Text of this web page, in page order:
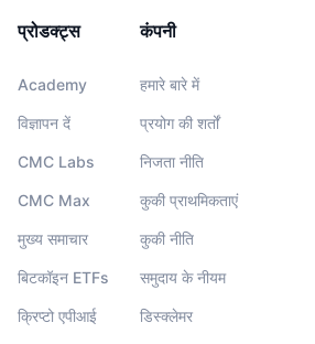
प्रोडक्ट्स
Academy
विज्ञापन दें
CMC Labs
CMC Max
मुख्य समाचार
बिटकॉइन ETFs
क्रिप्टो एपीआई
कंपनी
हमारे बारे में
प्रयोग की शर्तों
निजता नीति
कुकी प्राथमिकताएं
कुकी नीति
समुदाय के नीयम
डिस्क्लेमर